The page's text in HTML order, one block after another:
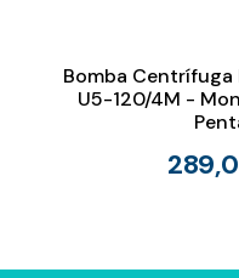
Bomba
U5-120/4M -